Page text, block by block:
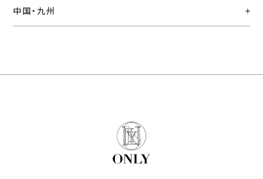
中国・九州